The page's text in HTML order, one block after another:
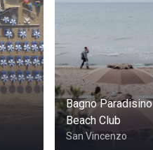
Bagno Paradisino
Beach Club
San Vincenzo